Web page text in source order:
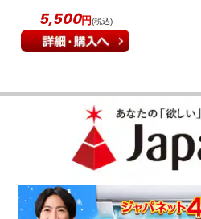
5,500円(税込)